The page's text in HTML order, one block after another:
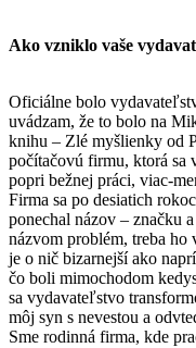
Ako vzniklo vaše
Oficiálne bolo
uvádzam, že to bolo na
knihu – Zlé myšlienky od
počítačovú firmu, ktorá sa
popri bežnej práci, viac-
Firma sa po desiatich
ponechal názov – značku
názvom problém, treba
je o nič bizarnejší ako
čo boli mimochodom
sa vydavateľstvo
môj syn s nevestou a
Sme rodinná firma, kde